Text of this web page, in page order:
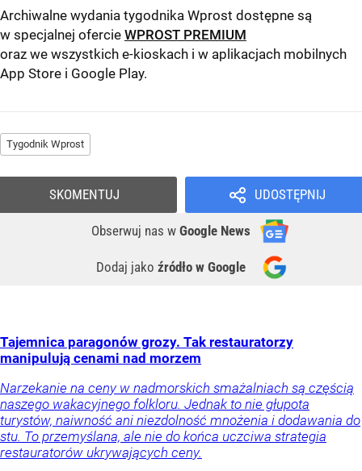
Archiwalne wydania tygodnika Wprost dostępne są
w specjalnej ofercie WPROST PREMIUM
oraz we wszystkich e-kioskach i w aplikacjach mobilnych
App Store i Google Play.
Tygodnik Wprost
UDOSTĘPNIJ
Obserwuj nas w Google News
Dodaj jako źródło w Google
SKOMENTUJ
Tajemnica paragonów grozy. Tak restauratorzy
manipulują cenami nad morzem
Narzekanie na ceny w nadmorskich smażalniach są częścią
naszego wakacyjnego folkloru. Jednak to nie głupota
turystów, naiwność ani niezdolność mnożenia i dodawania do
stu. To przemyślana, ale nie do końca uczciwa strategia
restauratorów ukrywających ceny.